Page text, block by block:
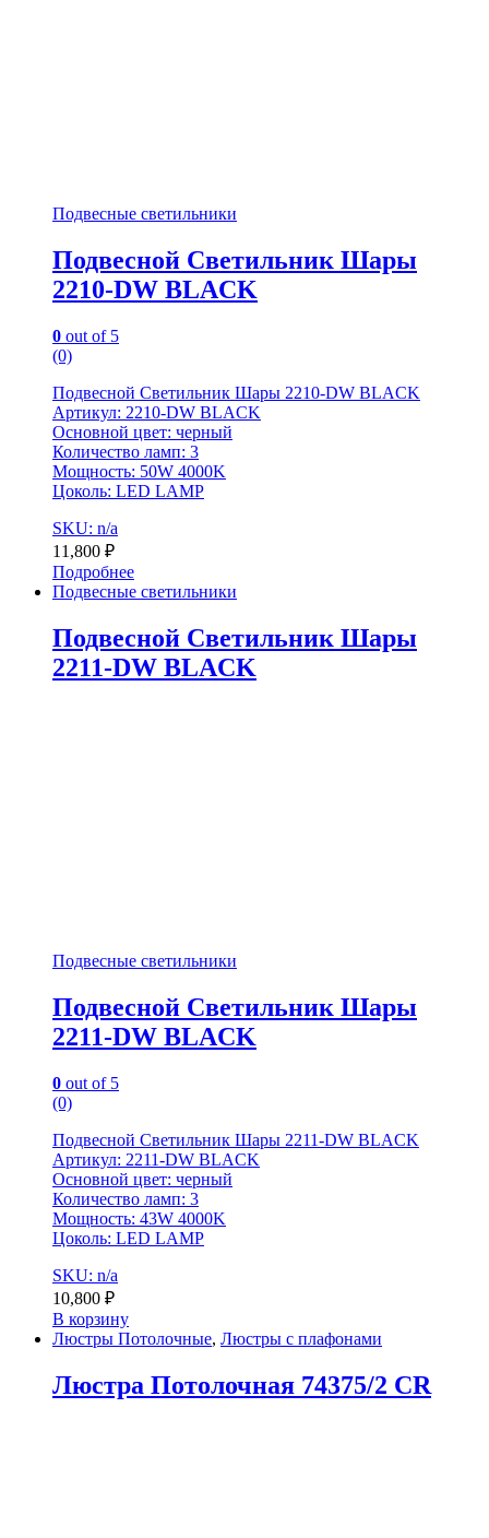
Подвесные светильники
Подвесной Светильник Шары
2210-DW BLACK
0 out of 5
(0)
Подвесной Светильник Шары 2210-DW BLACK
Артикул: 2210-DW BLACK
Основной цвет: черный
Количество ламп: 3
Мощность: 50W 4000K
Цоколь: LED LAMP
SKU: n/a
11,800 ₽
Подробнее
Подвесные светильники
Подвесной Светильник Шары
2211-DW BLACK
Подвесные светильники
Подвесной Светильник Шары
2211-DW BLACK
0 out of 5
(0)
Подвесной Светильник Шары 2211-DW BLACK
Артикул: 2211-DW BLACK
Основной цвет: черный
Количество ламп: 3
Мощность: 43W 4000K
Цоколь: LED LAMP
SKU: n/a
10,800 ₽
В корзину
Люстры Потолочные, Люстры с плафонами
Люстра Потолочная 74375/2 CR